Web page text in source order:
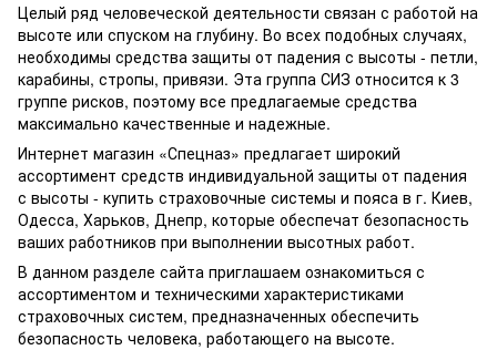
Целый ряд человеческой деятельности связан с работой на
высоте или спуском на глубину. Во всех подобных случаях,
необходимы средства защиты от падения с высоты - петли,
карабины, стропы, привязи. Эта группа СИЗ относится к 3
группе рисков, поэтому все предлагаемые средства
максимально качественные и надежные.
Интернет магазин «Спецназ» предлагает широкий
ассортимент средств индивидуальной защиты от падения
с высоты - купить страховочные системы и пояса в г. Киев,
Одесса, Харьков, Днепр, которые обеспечат безопасность
ваших работников при выполнении высотных работ.
В данном разделе сайта приглашаем ознакомиться с
ассортиментом и техническими характеристиками
страховочных систем, предназначенных обеспечить
безопасность человека, работающего на высоте.